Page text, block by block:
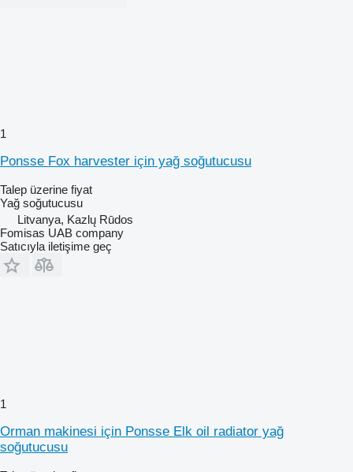
1
Ponsse Fox harvester için yağ soğutucusu
Talep üzerine fiyat
Yağ soğutucusu
Litvanya, Kazlų Rūdos
Fomisas UAB company
Satıcıyla iletişime geç
1
Orman makinesi için Ponsse Elk oil radiator yağ
soğutucusu